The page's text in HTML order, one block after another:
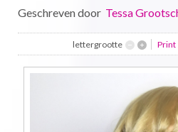
Geschreven door Tessa
lettergrootte Print